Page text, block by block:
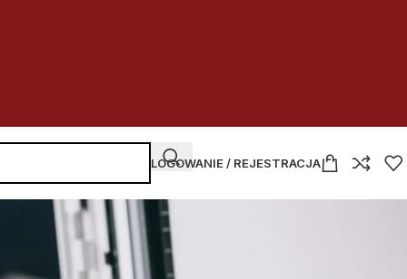
LOGOWANIE / REJESTRACJA